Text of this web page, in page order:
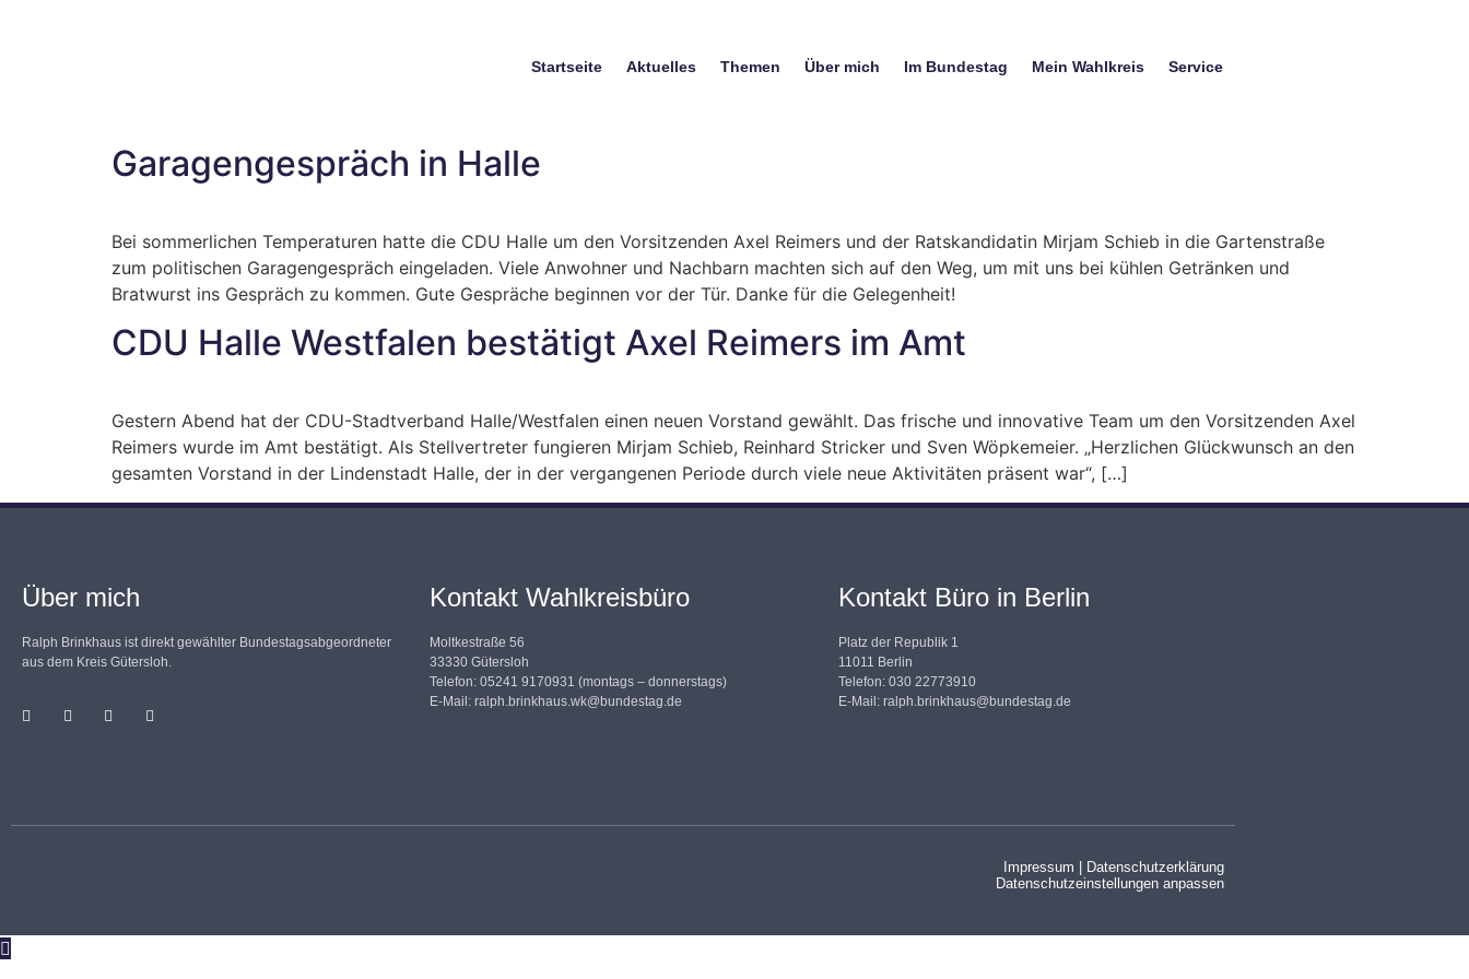
Startseite Aktuelles Themen Über mich Im Bundestag Mein Wahlkreis Service
Garagengespräch in Halle
Bei sommerlichen Temperaturen hatte die CDU Halle um den Vorsitzenden Axel Reimers und der Ratskandidatin Mirjam Schieb in die Gartenstraße
zum politischen Garagengespräch eingeladen. Viele Anwohner und Nachbarn machten sich auf den Weg, um mit uns bei kühlen Getränken und
Bratwurst ins Gespräch zu kommen. Gute Gespräche beginnen vor der Tür. Danke für die Gelegenheit!
CDU Halle Westfalen bestätigt Axel Reimers im Amt
Gestern Abend hat der CDU-Stadtverband Halle/Westfalen einen neuen Vorstand gewählt. Das frische und innovative Team um den Vorsitzenden Axel
Reimers wurde im Amt bestätigt. Als Stellvertreter fungieren Mirjam Schieb, Reinhard Stricker und Sven Wöpkemeier. „Herzlichen Glückwunsch an den
gesamten Vorstand in der Lindenstadt Halle, der in der vergangenen Periode durch viele neue Aktivitäten präsent war“, […]
Über mich
Ralph Brinkhaus ist direkt gewählter Bundestagsabgeordneter
aus dem Kreis Gütersloh.
Kontakt Wahlkreisbüro
Moltkestraße 56
33330 Gütersloh
Telefon: 05241 9170931 (montags – donnerstags)
E-Mail:ralph.brinkhaus.wk@bundestag.de
Kontakt Büro in Berlin
Platz der Republik 1
11011 Berlin
Telefon: 030 22773910
E-Mail: ralph.brinkhaus@bundestag.de
Impressum
Datenschutzerklärung
Datenschutzeinstellungen anpassen